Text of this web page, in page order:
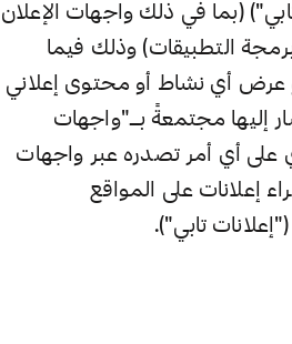
(بما في ذلك واجهات الإعلان
التطبيقات) وذلك فيما
عرض أي نشاط أو محتوى إعلاني
إليها مجتمعةً بـ"واجهات
على أي أمر تصدره عبر واجهات
إعلانات على المواقع
("إعلانات تابي").